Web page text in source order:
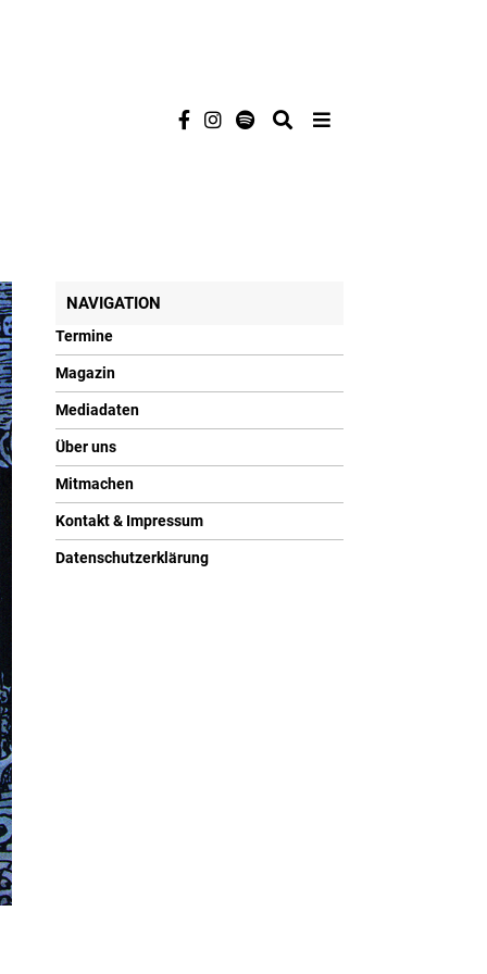
NAVIGATION
Termine
Magazin
Mediadaten
Über uns
Mitmachen
Kontakt & Impressum
Datenschutzerklärung